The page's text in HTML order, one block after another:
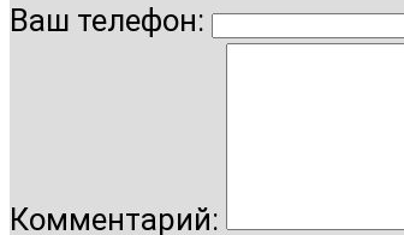
Ваш телефон:
Комментарий: